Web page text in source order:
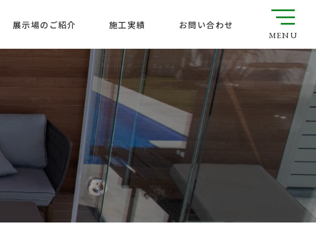
展示場のご紹介 施工実績 お問い合わせ
MENU